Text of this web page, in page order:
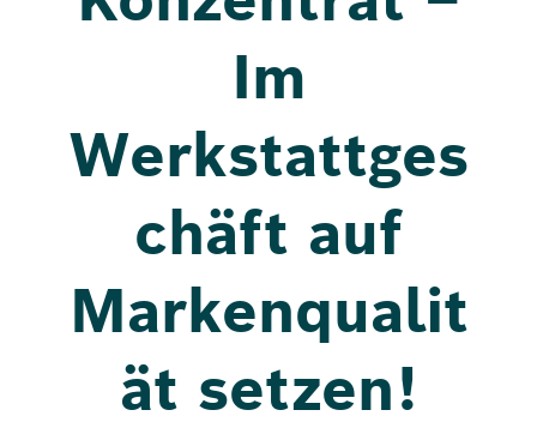
Im
Werkstattges
chäft auf
Markenqualit
ät setzen!